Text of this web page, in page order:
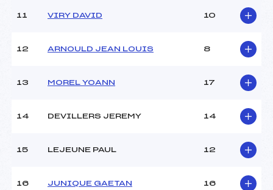
11 VIRY DAVID 10
12 ARNOULD JEAN LOUIS 8
13 MOREL YOANN 17
14 DEVILLERS JEREMY 14
15 LEJEUNE PAUL 12
16 JUNIQUE GAETAN 16